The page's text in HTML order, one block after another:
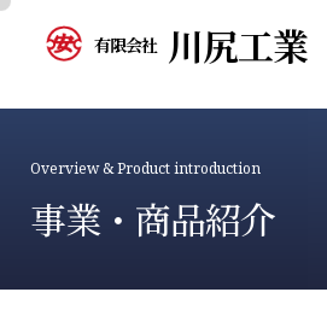
有限会社 川尻工業
Overview & Product introduction
事業・商品紹介